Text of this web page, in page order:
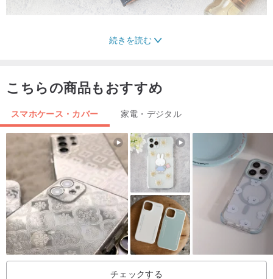
め具と調和しています。
続きを読む
こちらの商品もおすすめ
スマホケース・カバー 家電・デジタル
チェックする